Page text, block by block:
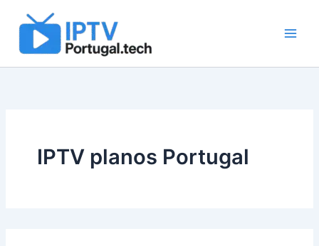
content
IPTV planos Portugal
for: